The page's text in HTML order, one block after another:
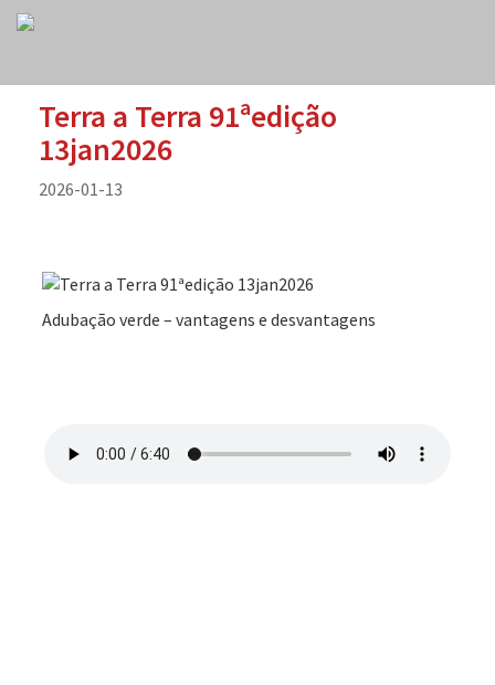
Terra a Terra 91ªedição
13jan2026
2026-01-13
Adubação verde – vantagens e desvantagens